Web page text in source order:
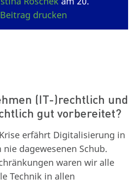
Beitrag drucken
(IT-)rechtlich und
gut vorbereitet?
erfährt Digitalisierung in
dagewesenen Schub.
waren wir alle
Technik in allen